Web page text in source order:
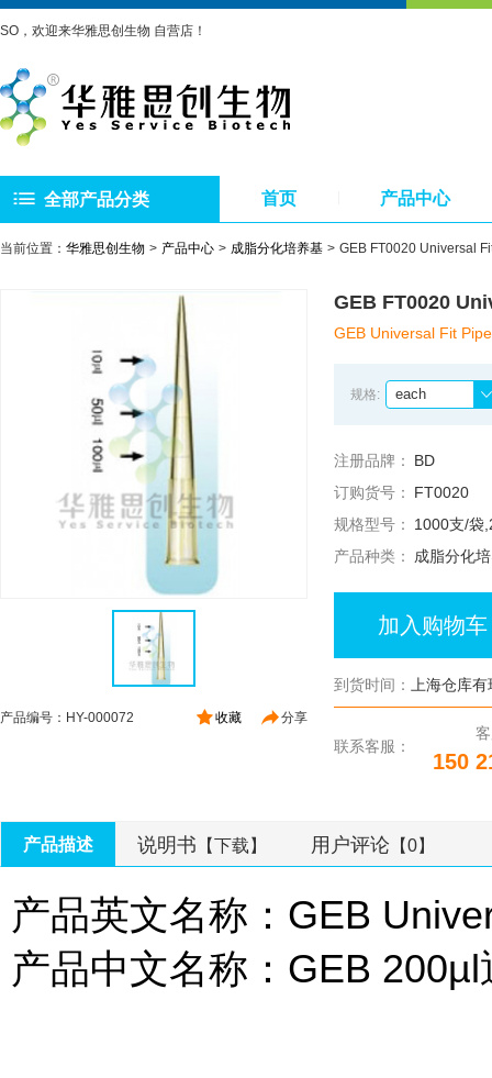
SO，欢迎来华雅思创生物 自营店！
全部产品分类 首页 产品中心
当前位置： 华雅思创生物 产品中心 成脂分化培养基 GEB FT0020 Universal
分享
收藏
产品编号：HY-000072
GEB FT0020
GEB Universal Fit
规格: each
注册品牌：
BD
订购货号：
FT0020
规格型号：
1000支/袋
产品种类：
成脂分化
加入购物车
到货时间： 上海仓库
联系客服：
150
产品描述 说明书 【下载】 用户评论 【0】
产品英文名称：GEB
产品中文名称：GEB